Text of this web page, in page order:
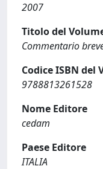
2007
Titolo del
Commentario
Codice ISBN del
9788813261528
Nome Editore
cedam
Paese Editore
ITALIA